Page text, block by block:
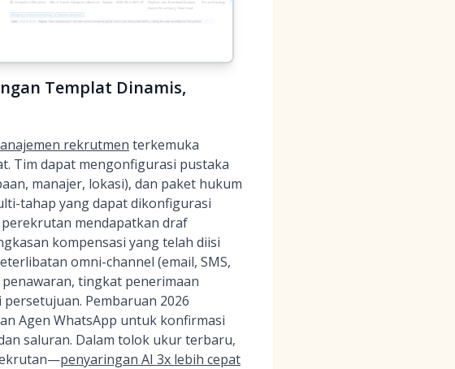
Templat Dinamis,
rekrutmen terkemuka
Tim dapat mengonfigurasi pustaka
manajer, lokasi), dan paket hukum
tahap yang dapat dikonfigurasi
mendapatkan draf
kompensasi yang telah diisi
omni-channel (email, SMS,
tingkat penerimaan
Pembaruan 2026
Agen WhatsApp untuk konfirmasi
saluran. Dalam tolok ukur terbaru,
penyaringan AI 3x lebih cepat